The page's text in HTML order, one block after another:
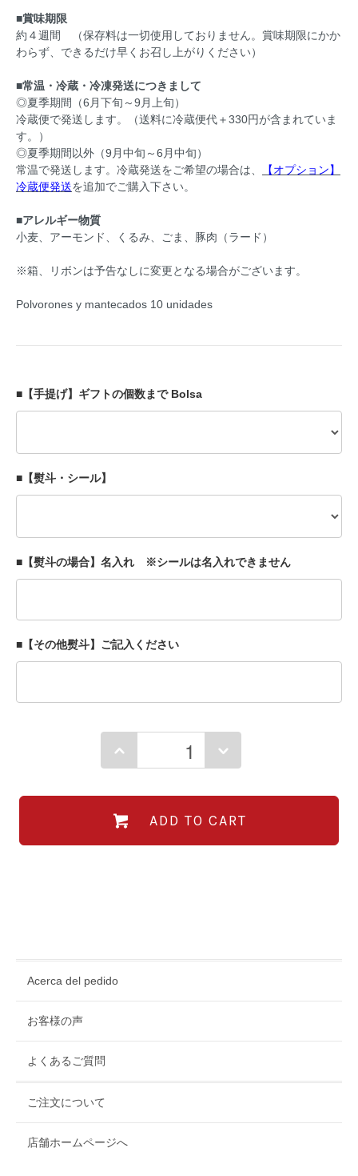
■賞味期限
約４週間 （保存料は一切使用しておりません。賞味期限にかか
わらず、できるだけ早くお召し上がりください）
■常温・冷蔵・冷凍発送につきまして
◎夏季期間（6月下旬～9月上旬）
冷蔵便で発送します。（送料に冷蔵便代＋330円が含まれていま
す。）
◎夏季期間以外（9月中旬～6月中旬）
常温で発送します。冷蔵発送をご希望の場合は、
【オプション】
冷蔵便発送を追加でご購入下さい。
■アレルギー物質
小麦、アーモンド、くるみ、ごま、豚肉（ラード）
※箱、リボンは予告なしに変更となる場合がございます。
Polvorones y mantecados 10 unidades
■【手提げ】ギフトの個数まで Bolsa
■【熨斗・シール】
■【熨斗の場合】名入れ ※シールは名入れできません
■【その他熨斗】ご記入ください
ADD TO CART
Acerca del pedido
お客様の声
よくあるご質問
ご注文について
店舗ホームページへ